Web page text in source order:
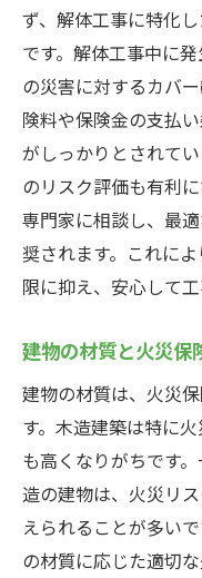
ず、解体工事に特化
です。解体工事中に
の災害に対するカバ
険料や保険金の支払
がしっかりとされて
のリスク評価も有利
専門家に相談し、最
奨されます。これに
限に抑え、安心して
建物の材質と火災保
建物の材質は、火災
す。木造建築は特に
も高くなりがちです
造の建物は、火災リ
えられることが多い
の材質に応じた適切